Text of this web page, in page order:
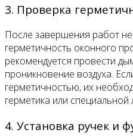
3. Проверка
После завершения работ
герметичность оконного
рекомендуется провести
проникновение воздуха.
герметичностью, их
герметика или специальной
4. Установка ручек и